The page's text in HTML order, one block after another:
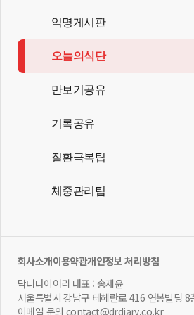
익명게시판
오늘의식단
만보기공유
기록공유
질환극복팁
체중관리팁
회사소개이용약관개인정보 처리방침
닥터다이어리 대표 : 송제윤
서울특별시 강남구 테헤란로 416 연봉빌딩 8
이메일 문의 contact@drdiary.co.kr